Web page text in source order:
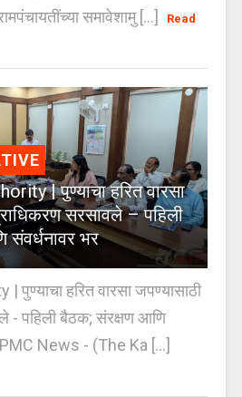
समावेशामु [...]
Read
| पुण्याचा हरित वारसा
सरसावले – पहिली
भर
हरित वारसा जपण्यासाठी
- पहिली बैठक; संरक्षण आणि
News - (The Ka [...]